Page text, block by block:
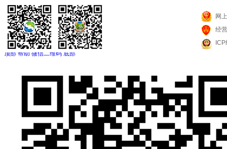
网
经
顶部 帮助 微信二维码 底部